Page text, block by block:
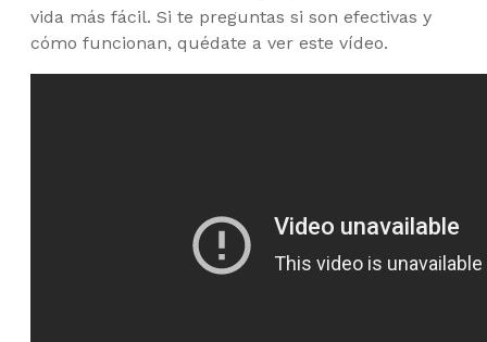
vida más fácil. Si te preguntas si son efectivas y
cómo funcionan, quédate a ver este vídeo.